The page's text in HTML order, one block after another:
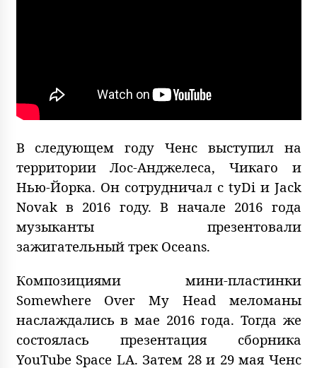
В следующем году Ченс выступил на
территории Лос-Анджелеса, Чикаго и
Нью-Йорка. Он сотрудничал с tyDi и Jack
Novak в 2016 году. В начале 2016 года
музыканты презентовали
зажигательный трек Oceans.
Композициями мини-пластинки
Somewhere Over My Head меломаны
наслаждались в мае 2016 года. Тогда же
состоялась презентация сборника
YouTube Space LA. Затем 28 и 29 мая Ченс